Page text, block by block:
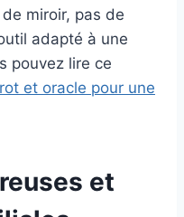
miroir, pas de
adapté à une
pouvez lire ce
et oracle pour une
et